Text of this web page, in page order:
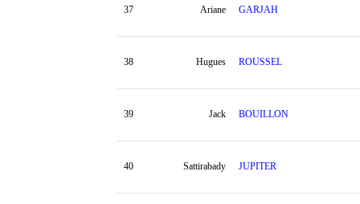
37 Ariane GARJAH
38 Hugues ROUSSEL
39 Jack BOUILLON
40 Sattirabady JUPITER